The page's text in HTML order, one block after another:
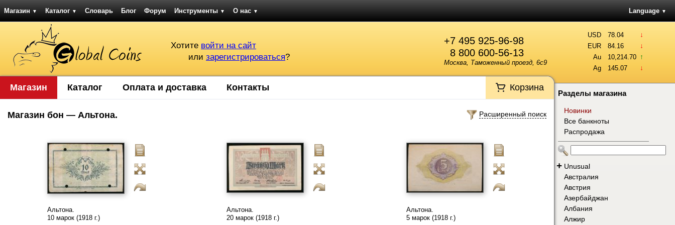
Магазин ▼ Каталог ▼ Словарь Блог Форум Инструменты ▼ О нас ▼ Language ▼
+7 495 925-96-98
8 800 600-56-13
Москва, Таможенный проезд, 6с9
Хотите войти на сайт
или зарегистрироваться?
USD 78.04 ↓
EUR 84.16 ↓
Au 10,214.70 ↑
Ag 145.07 ↓
Магазин Каталог Оплата и доставка Контакты Корзина
Расширенный поиск
Магазин бон — Альтона.
Альтона.
10 марок (1918 г.)
Альтона.
20 марок (1918 г.)
Альтона.
5 марок (1918 г.)
Разделы магазина
Новинки
Все банкноты
Распродажа
+ Unusual
Австралия
Австрия
Азербайджан
Албания
Алжир